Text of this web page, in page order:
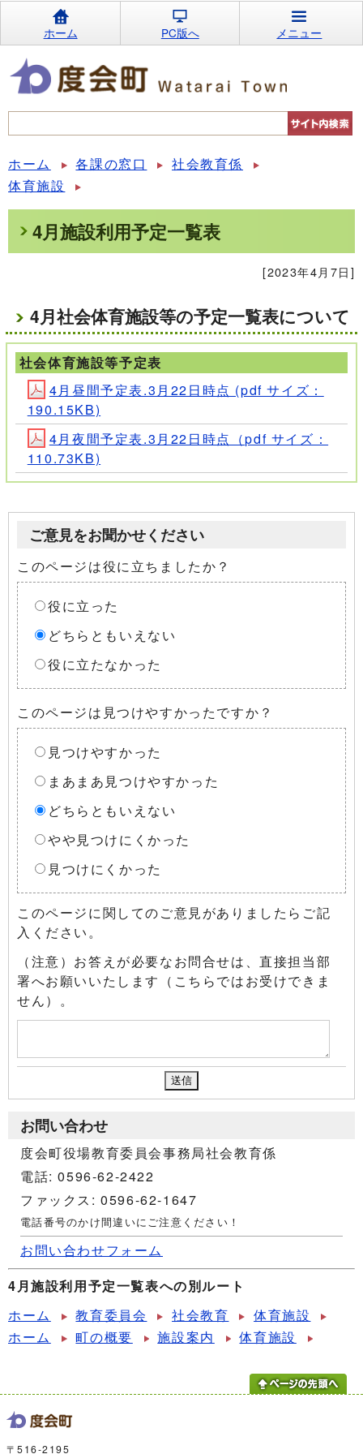
ホーム PC版へ メニュー
ホーム 各課の窓口
社会教育係
体育施設
4月施設利用予定一覧表
[2023年4月7日]
4月社会体育施設等の予定一覧表について
社会体育施設等予定表
4月昼間予定表.3月22日時点 (pdf サイズ：
190.15KB)
4月夜間予定表.3月22日時点（pdf サイズ：
110.73KB)
ご意見をお聞かせください
このページは役に立ちましたか？
役に立った
どちらともいえない
役に立たなかった
このページは見つけやすかったですか？
見つけやすかった
まあまあ見つけやすかった
どちらともいえない
やや見つけにくかった
見つけにくかった
このページに関してのご意見がありましたらご記
入ください。
（注意）お答えが必要なお問合せは、直接担当部
署へお願いいたします（こちらではお受けできま
せん）。
お問い合わせ
度会町役場教育委員会事務局社会教育係
電話: 0596-62-2422
ファックス: 0596-62-1647
電話番号のかけ間違いにご注意ください！
お問い合わせフォーム
4月施設利用予定一覧表への別ルート
ホーム
教育委員会 社会教育
体育施設
ホーム
町の概要 施設案内 体育施設
〒516-2195